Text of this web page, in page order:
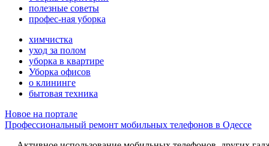
полезные советы
профес-ная уборка
химчистка
уход за полом
уборка в квартире
Уборка офисов
о клининге
бытовая техника
Новое на портале
Профессиональный ремонт мобильных телефонов в Одессе